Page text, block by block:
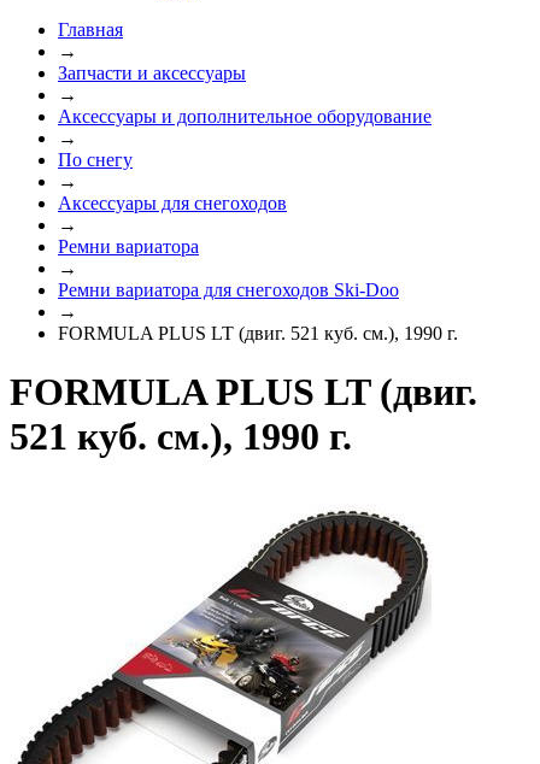
Главная
→
Запчасти и аксессуары
→
Аксессуары и дополнительное оборудование
→
По снегу
→
Аксессуары для снегоходов
→
Ремни вариатора
→
Ремни вариатора для снегоходов Ski-Doo
→
FORMULA PLUS LT (двиг. 521 куб. см.), 1990 г.
FORMULA PLUS LT (двиг.
521 куб. см.), 1990 г.